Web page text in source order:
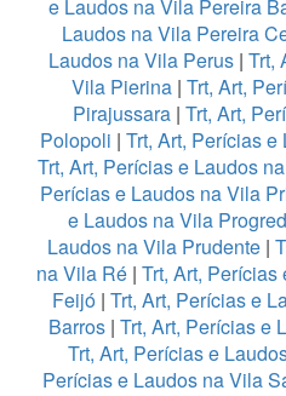
e Laudos na Vila Pereira
Laudos na Vila Pereira
Laudos na Vila Perus| Trt,
Vila Pierina| Trt, Art,
Pirajussara| Trt, Art,
Polopoli | Trt, Art, Perícias
Trt, Art, Perícias e Laudos
Perícias e Laudos na Vila
e Laudos na Vila
Laudos na Vila Prudente |
na Vila Ré | Trt, Art,
Feijó | Trt, Art, Perícias e
Barros | Trt, Art, Perícias e
Trt, Art, Perícias e
Perícias e Laudos na Vila